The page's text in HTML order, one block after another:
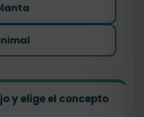
y elige el concepto